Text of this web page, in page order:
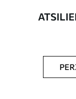
Straipsnio